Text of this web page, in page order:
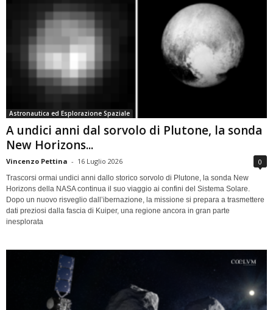
Astronautica ed Esplorazione Spaziale
A undici anni dal sorvolo di Plutone, la sonda
New Horizons...
Vincenzo Pettina - 16 Luglio 2026 0
Trascorsi ormai undici anni dallo storico sorvolo di Plutone, la sonda New
Horizons della NASA continua il suo viaggio ai confini del Sistema Solare.
Dopo un nuovo risveglio dall’ibernazione, la missione si prepara a trasmettere
dati preziosi dalla fascia di Kuiper, una regione ancora in gran parte
inesplorata